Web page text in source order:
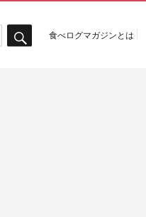
食べログマガジンとは